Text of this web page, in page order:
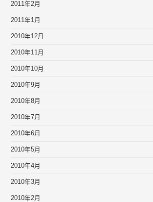
2011年2月
2011年1月
2010年12月
2010年11月
2010年10月
2010年9月
2010年8月
2010年7月
2010年6月
2010年5月
2010年4月
2010年3月
2010年2月